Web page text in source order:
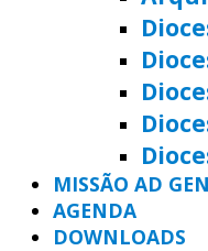
MISSÃO AD
AGENDA
DOWNLOADS